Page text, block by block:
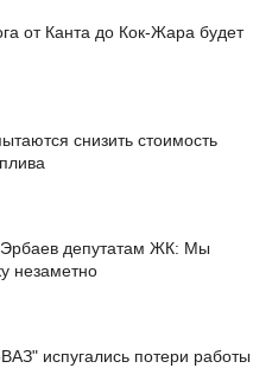
от Канта до Кок-Жара будет
снизить стоимость
депутатам ЖК: Мы
незаметно
испугались потери работы